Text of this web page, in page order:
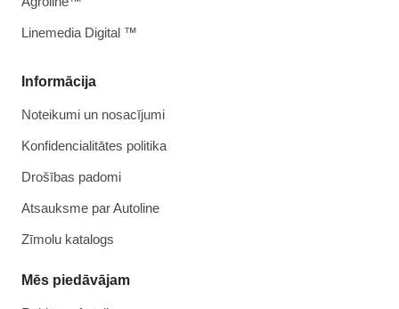
Informācija
Noteikumi un nosacījumi
Konfidencialitātes politika
Drošības padomi
Atsauksme par Autoline
Zīmolu katalogs
Mēs piedāvājam
Linemedia Digital ™